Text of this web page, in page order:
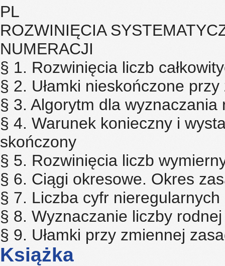
PL
ROZWINIĘCIA
NUMERACJI
§ 1. Rozwinięcia liczb
§ 2. Ułamki nieskończone
§ 3. Algorytm dla
§ 4. Warunek konieczny i
skończony
§ 5. Rozwinięcia liczb
§ 6. Ciągi okresowe. Okres
§ 7. Liczba cyfr
§ 8. Wyznaczanie liczby rodnej
§ 9. Ułamki przy zmiennej
Książka